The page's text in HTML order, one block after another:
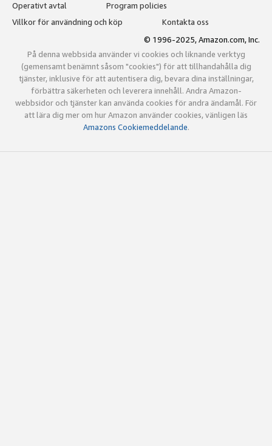
Operativt avtal
Program policies
Villkor för användning och köp
Kontakta oss
© 1996-2025, Amazon.com, Inc.
På denna webbsida använder vi cookies och liknande verktyg
(gemensamt benämnt såsom "cookies") för att tillhandahålla dig
tjänster, inklusive för att autentisera dig, bevara dina inställningar,
förbättra säkerheten och leverera innehåll. Andra Amazon-
webbsidor och tjänster kan använda cookies för andra ändamål. För
att lära dig mer om hur Amazon använder cookies, vänligen läs
Amazons Cookiemeddelande.